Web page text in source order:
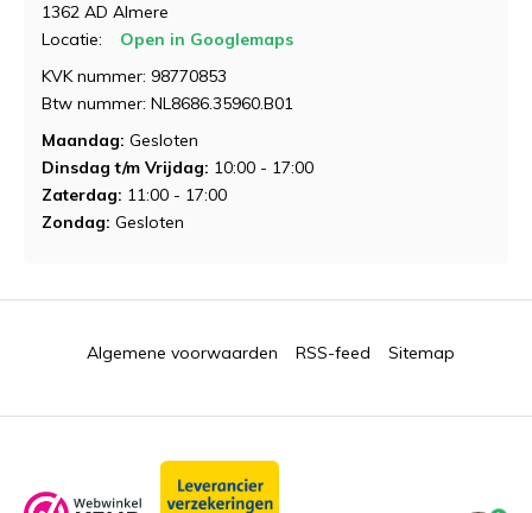
1362 AD Almere
Locatie:
Open in Googlemaps
KVK nummer: 98770853
Btw nummer: NL8686.35960.B01
Maandag: Gesloten
Dinsdag t/m Vrijdag: 10:00 - 17:00
Zaterdag: 11:00 - 17:00
Zondag: Gesloten
Algemene voorwaarden RSS-feed Sitemap